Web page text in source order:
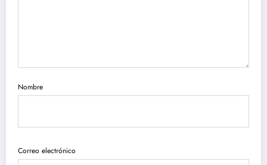
Nombre
Correo electrónico